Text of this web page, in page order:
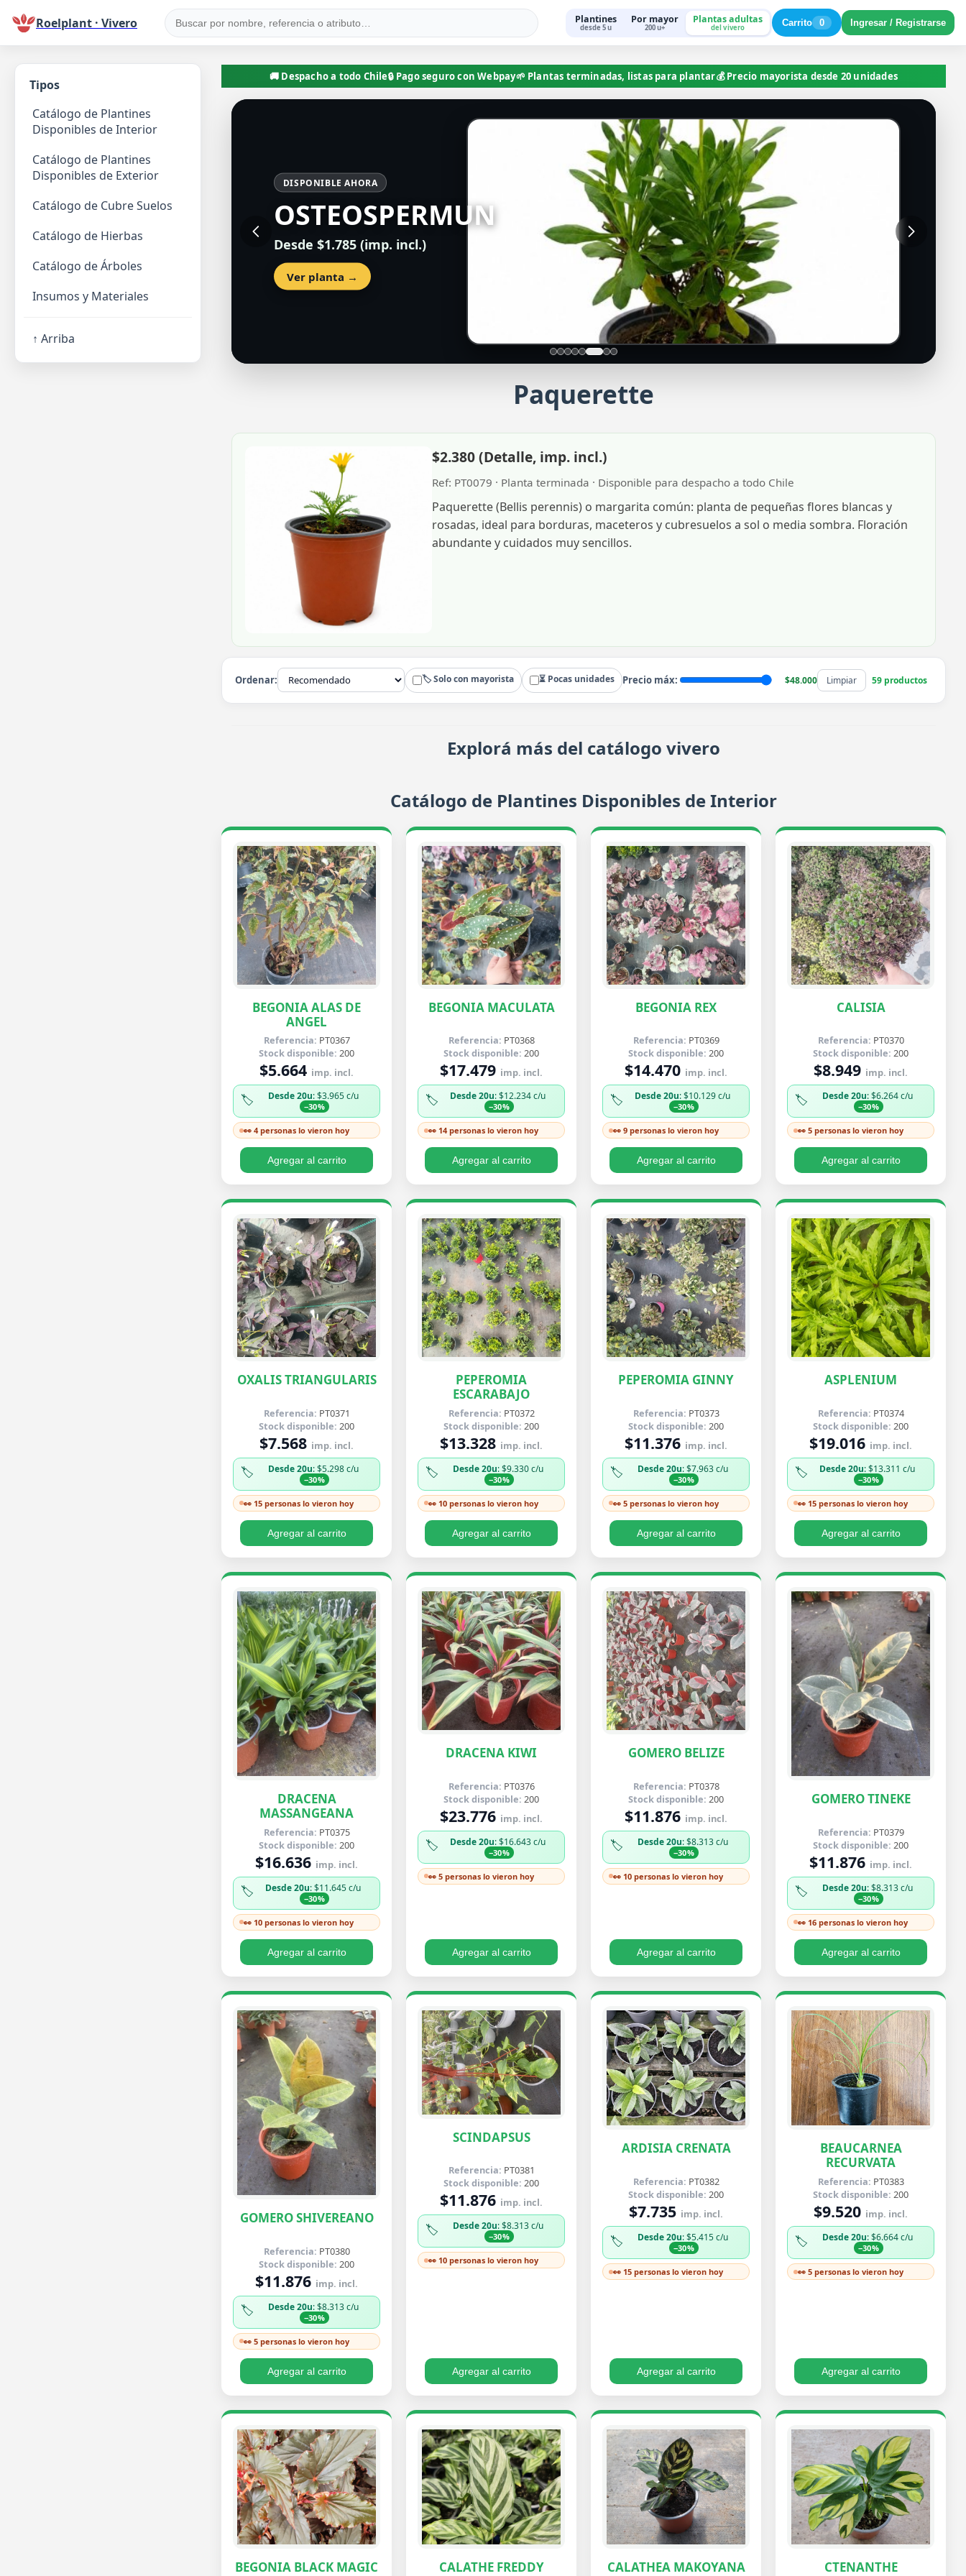
🚚 Despacho a todo Chile🔒 Pago seguro con Webpay🌱 Plantas terminadas, listas para plantar💰 Precio mayorista desde 20 unidades
Roelplant · Vivero Plantines
desde 5 u
Por mayor
200 u+
Plantas adultas
del vivero Carrito 0 Ingresar / Registrarse
DISPONIBLE AHORA
OSTEOSPERMUN
Desde $1.785 (imp. incl.)
Ver planta →
Paquerette
$2.380 (Detalle, imp. incl.)
Ref: PT0079 · Planta terminada · Disponible para despacho a todo Chile
Paquerette (Bellis perennis) o margarita común: planta de pequeñas flores blancas y
rosadas, ideal para borduras, maceteros y cubresuelos a sol o media sombra. Floración
abundante y cuidados muy sencillos.
Ordenar: 🏷️ Solo con mayorista ⏳ Pocas unidades Precio máx: $48.000 Limpiar 59 productos
Tipos
Catálogo de Plantines
Disponibles de Interior
Catálogo de Plantines
Disponibles de Exterior
Catálogo de Cubre Suelos
Catálogo de Hierbas
Catálogo de Árboles
Insumos y Materiales
↑ Arriba
Explorá más del catálogo vivero
Catálogo de Plantines Disponibles de Interior
BEGONIA ALAS DE
ANGEL
Referencia: PT0367
Stock disponible: 200
$5.664 imp. incl.
🏷️ Desde 20u: $3.965 c/u
−30%
👀 4 personas lo vieron hoy
Agregar al carrito
BEGONIA MACULATA
Referencia: PT0368
Stock disponible: 200
$17.479 imp. incl.
🏷️ Desde 20u: $12.234 c/u
−30%
👀 14 personas lo vieron hoy
Agregar al carrito
BEGONIA REX
Referencia: PT0369
Stock disponible: 200
$14.470 imp. incl.
🏷️ Desde 20u: $10.129 c/u
−30%
👀 9 personas lo vieron hoy
Agregar al carrito
CALISIA
Referencia: PT0370
Stock disponible: 200
$8.949 imp. incl.
🏷️ Desde 20u: $6.264 c/u
−30%
👀 5 personas lo vieron hoy
Agregar al carrito
OXALIS TRIANGULARIS
Referencia: PT0371
Stock disponible: 200
$7.568 imp. incl.
🏷️ Desde 20u: $5.298 c/u
−30%
👀 15 personas lo vieron hoy
Agregar al carrito
PEPEROMIA
ESCARABAJO
Referencia: PT0372
Stock disponible: 200
$13.328 imp. incl.
🏷️ Desde 20u: $9.330 c/u
−30%
👀 10 personas lo vieron hoy
Agregar al carrito
PEPEROMIA GINNY
Referencia: PT0373
Stock disponible: 200
$11.376 imp. incl.
🏷️ Desde 20u: $7.963 c/u
−30%
👀 5 personas lo vieron hoy
Agregar al carrito
ASPLENIUM
Referencia: PT0374
Stock disponible: 200
$19.016 imp. incl.
🏷️ Desde 20u: $13.311 c/u
−30%
👀 15 personas lo vieron hoy
Agregar al carrito
DRACENA
MASSANGEANA
Referencia: PT0375
Stock disponible: 200
$16.636 imp. incl.
🏷️ Desde 20u: $11.645 c/u
−30%
👀 10 personas lo vieron hoy
Agregar al carrito
DRACENA KIWI
Referencia: PT0376
Stock disponible: 200
$23.776 imp. incl.
🏷️ Desde 20u: $16.643 c/u
−30%
👀 5 personas lo vieron hoy
Agregar al carrito
GOMERO BELIZE
Referencia: PT0378
Stock disponible: 200
$11.876 imp. incl.
🏷️ Desde 20u: $8.313 c/u
−30%
👀 10 personas lo vieron hoy
Agregar al carrito
GOMERO TINEKE
Referencia: PT0379
Stock disponible: 200
$11.876 imp. incl.
🏷️ Desde 20u: $8.313 c/u
−30%
👀 16 personas lo vieron hoy
Agregar al carrito
GOMERO SHIVEREANO
Referencia: PT0380
Stock disponible: 200
$11.876 imp. incl.
🏷️ Desde 20u: $8.313 c/u
−30%
👀 5 personas lo vieron hoy
Agregar al carrito
SCINDAPSUS
Referencia: PT0381
Stock disponible: 200
$11.876 imp. incl.
🏷️ Desde 20u: $8.313 c/u
−30%
👀 10 personas lo vieron hoy
Agregar al carrito
ARDISIA CRENATA
Referencia: PT0382
Stock disponible: 200
$7.735 imp. incl.
🏷️ Desde 20u: $5.415 c/u
−30%
👀 15 personas lo vieron hoy
Agregar al carrito
BEAUCARNEA
RECURVATA
Referencia: PT0383
Stock disponible: 200
$9.520 imp. incl.
🏷️ Desde 20u: $6.664 c/u
−30%
👀 5 personas lo vieron hoy
Agregar al carrito
BEGONIA BLACK MAGIC CALATHE FREDDY CALATHEA MAKOYANA
CTENANTHE